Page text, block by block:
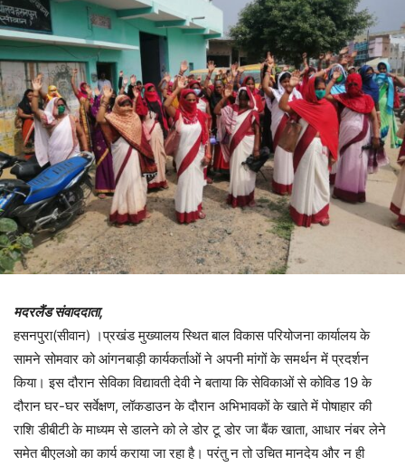
मदरलैंड संवाददाता,
हसनपुरा(सीवान) ।प्रखंड मुख्यालय स्थित बाल विकास परियोजना कार्यालय के
सामने सोमवार को आंगनबाड़ी कार्यकर्ताओं ने अपनी मांगों के समर्थन में प्रदर्शन
किया। इस दौरान सेविका विद्यावती देवी ने बताया कि सेविकाओं से कोविड 19 के
दौरान घर-घर सर्वेक्षण, लॉकडाउन के दौरान अभिभावकों के खाते में पोषाहार की
राशि डीबीटी के माध्यम से डालने को ले डोर टू डोर जा बैंक खाता, आधार नंबर लेने
समेत बीएलओ का कार्य कराया जा रहा है। परंतु न तो उचित मानदेय और न ही